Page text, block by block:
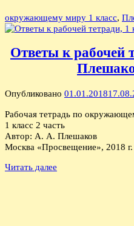
окружающему миру 1 класс,
Ответы к рабочей
Опубликовано 01.01.2018
Рабочая тетрадь по
1 класс 2 часть
Автор: А. А. Плешаков
Москва «Просвещение», 2018 г.
Читать далее